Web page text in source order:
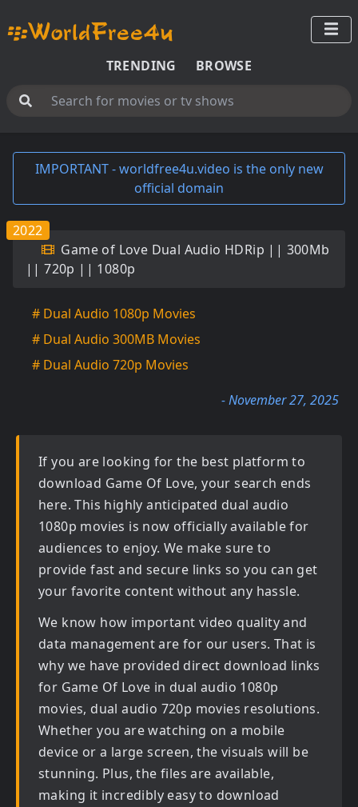
TRENDING BROWSE
IMPORTANT - worldfree4u.video is the only new
official domain
Game of Love Dual Audio HDRip || 300Mb
|| 720p || 1080p
2022
# Dual Audio 1080p Movies
# Dual Audio 300MB Movies
# Dual Audio 720p Movies
- November 27, 2025
If you are looking for the best platform to
download Game Of Love, your search ends
here. This highly anticipated dual audio
1080p movies is now officially available for
audiences to enjoy. We make sure to
provide fast and secure links so you can get
your favorite content without any hassle.
We know how important video quality and
data management are for our users. That is
why we have provided direct download links
for Game Of Love in dual audio 1080p
movies, dual audio 720p movies resolutions.
Whether you are watching on a mobile
device or a large screen, the visuals will be
stunning. Plus, the files are available,
making it incredibly easy to download